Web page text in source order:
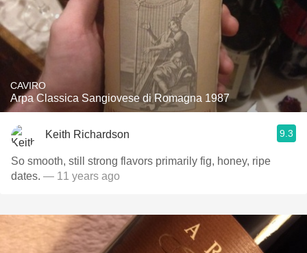
CAVIRO
Arpa Classica Sangiovese di Romagna 1987
Keith Richardson 9.3
So smooth, still strong flavors primarily fig, honey, ripe
dates. — 11 years ago